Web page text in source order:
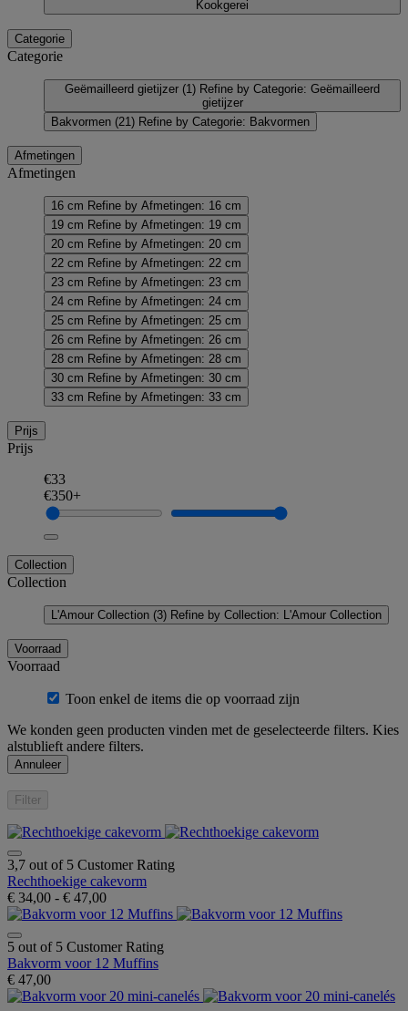
Kookgerei
Categorie
Categorie
Geëmailleerd gietijzer (1) Refine by Categorie: Geëmailleerd
gietijzer
Bakvormen (21) Refine by Categorie: Bakvormen
Afmetingen
Afmetingen
16 cm Refine by Afmetingen: 16 cm
19 cm Refine by Afmetingen: 19 cm
20 cm Refine by Afmetingen: 20 cm
22 cm Refine by Afmetingen: 22 cm
23 cm Refine by Afmetingen: 23 cm
24 cm Refine by Afmetingen: 24 cm
25 cm Refine by Afmetingen: 25 cm
26 cm Refine by Afmetingen: 26 cm
28 cm Refine by Afmetingen: 28 cm
30 cm Refine by Afmetingen: 30 cm
33 cm Refine by Afmetingen: 33 cm
Prijs
Prijs
€33
€350+
Collection
Collection
L'Amour Collection (3) Refine by Collection: L'Amour Collection
Voorraad
Voorraad
Toon enkel de items die op voorraad zijn
We konden geen producten vinden met de geselecteerde filters. Kies
alstublieft andere filters.
Annuleer
Filter
3,7 out of 5 Customer Rating
Rechthoekige cakevorm
€ 34,00 - € 47,00
5 out of 5 Customer Rating
Bakvorm voor 12 Muffins
€ 47,00